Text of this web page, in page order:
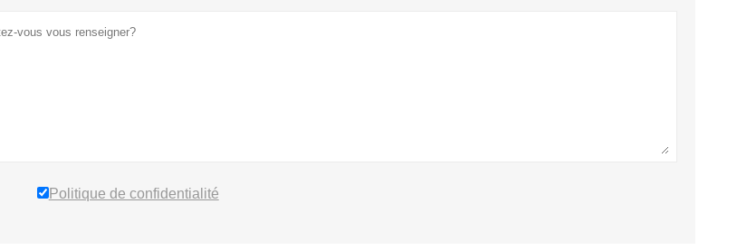
Politique de confidentialité